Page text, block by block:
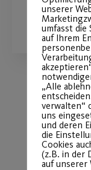
unserer
umfasst die
auf Ihrem
„Alle
verwalten“
uns
und deren
die
Cookies
(z.B. in der
auf unserer